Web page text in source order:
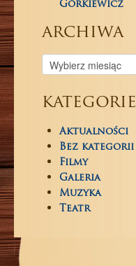
Górkiewicz
archiwa
kategorie
Aktualności
Bez kategorii
Filmy
Galeria
Muzyka
Teatr